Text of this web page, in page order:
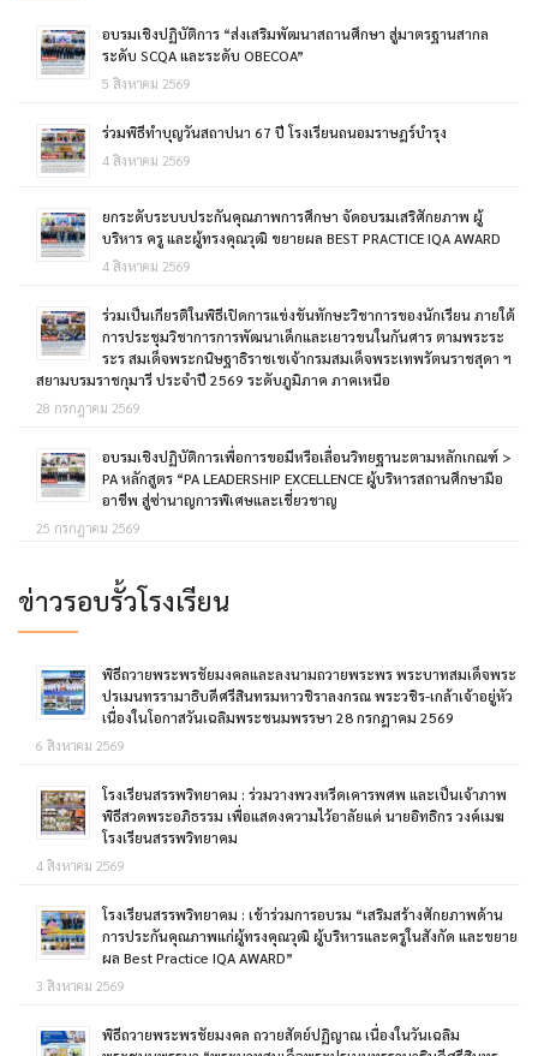
อบรมเชิงปฏิบัติการ “ส่งเสริมพัฒนาสถานศึกษา สู่มาตรฐานสากล
ระดับ SCQA และระดับ OBECOA”
5 สิงหาคม 2569
ร่วมพิธีทำบุญวันสถาปนา 67 ปี โรงเรียนถนอมราษฎร์บำรุง
4 สิงหาคม 2569
ยกระดับระบบประกันคุณภาพการศึกษา จัดอบรมเสริศักยภาพ ผู้
บริหาร ครู และผู้ทรงคุณวุฒิ ขยายผล BEST PRACTICE IQA AWARD
4 สิงหาคม 2569
ร่วมเป็นเกียรติในพิธีเปิดการแข่งขันทักษะวิชาการของนักเรียน ภายใต้
การประชุมวิชาการการพัฒนาเด็กและเยาวขนในกันศาร ตามพระระ
ระร สมเด็จพระกนิษฐาธิราชเชเจ้ากรมสมเด็จพระเทพรัตนราชสุดา ฯ
สยามบรมราชกุมารี ประจำปี 2569 ระดับภูมิภาค ภาคเหนือ
28 กรกฎาคม 2569
อบรมเชิงปฏิบัติการเพื่อการขอมีหรือเลื่อนวิทยฐานะตามหลักเกณฑ์ >
PA หลักสูตร “PA LEADERSHIP EXCELLENCE ผู้บริหารสถานศึกษามือ
อาชีพ สู่ซ่านาญการพิเศษและเชี่ยวชาญ
25 กรกฎาคม 2569
ข่าวรอบรั้วโรงเรียน
พิธีถวายพระพรชัยมงคลและลงนามถวายพระพร พระบาทสมเด็จพระ
ปรเมนทรรามาธิบดีศรีสินทรมหาวชิราลงกรณ พระวชิร-เกล้าเจ้าอยู่หัว
เนื่องในโอกาสวันเฉลิมพระชนมพรรษา 28 กรกฎาคม 2569
6 สิงหาคม 2569
โรงเรียนสรรพวิทยาคม : ร่วมวางพวงหรีดเคารพศพ และเป็นเจ้าภาพ
พิธีสวดพระอภิธรรม เพื่อแสดงความไว้อาลัยแด่ นายอิทธิกร วงค์เมฆ
โรงเรียนสรรพวิทยาคม
4 สิงหาคม 2569
โรงเรียนสรรพวิทยาคม : เข้าร่วมการอบรม “เสริมสร้างศักยภาพด้าน
การประกันคุณภาพแก่ผู้ทรงคุณวุฒิ ผู้บริหารและครูในสังกัด และขยาย
ผล Best Practice IQA AWARD”
3 สิงหาคม 2569
พิธีถวายพระพรชัยมงคล ถวายสัตย์ปฏิญาณ เนื่องในวันเฉลิม